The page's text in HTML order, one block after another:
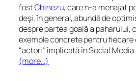
fostChinezu, care n-a menajat
deşi, în general, abundă de
despre partea goală a paharului,
exemple concrete pentru fiecare
“actori” împlicată în Social Media.
(more…)